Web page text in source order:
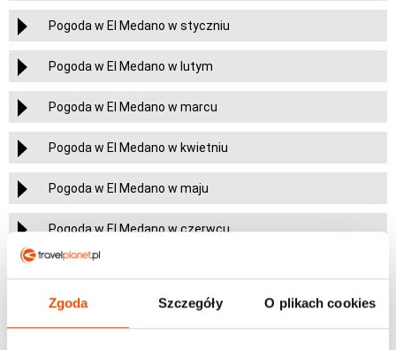
Zgoda Szczegóły O plikach cookies
Pogoda w El Medano w styczniu
Pogoda w El Medano w lutym
Pogoda w El Medano w marcu
Pogoda w El Medano w kwietniu
Pogoda w El Medano w maju
Pogoda w El Medano w czerwcu
Pogoda w El Medano w sierpniu